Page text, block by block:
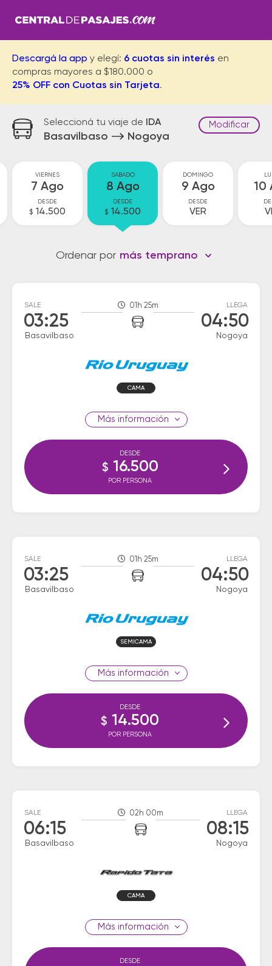
Descargá la app y elegí: 6 cuotas sin interés en
compras mayores a $180.000 o
25% OFF con Cuotas sin Tarjeta.
Seleccioná tu viaje de IDA
Basavilbaso Nogoya
Modificar
VIERNES
7 Ago
DESDE
$ 14.500
SABADO
8 Ago
DESDE
$ 14.500
DOMINGO
9 Ago
DESDE
VER
10
Ordenar por más temprano
SALE
03:25
Basavilbaso
01h 25m LLEGA
04:50
Nogoya
CAMA
información
DESDE
$ 16.500
POR PERSONA
SALE
03:25
Basavilbaso
01h 25m LLEGA
04:50
Nogoya
SEMICAMA
información
DESDE
$ 14.500
POR PERSONA
SALE
06:15
Basavilbaso
02h 00m LLEGA
08:15
Nogoya
CAMA
información
DESDE